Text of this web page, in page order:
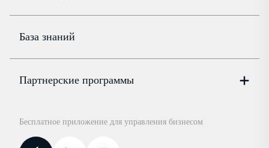
Цены
Бюро
Консультации по учёту и налогам
Курсы повышения квалификации
Госпроверки
База знаний
Партнерские программы
Для самозанятых
Бесплатное приложение для управления бизнесом